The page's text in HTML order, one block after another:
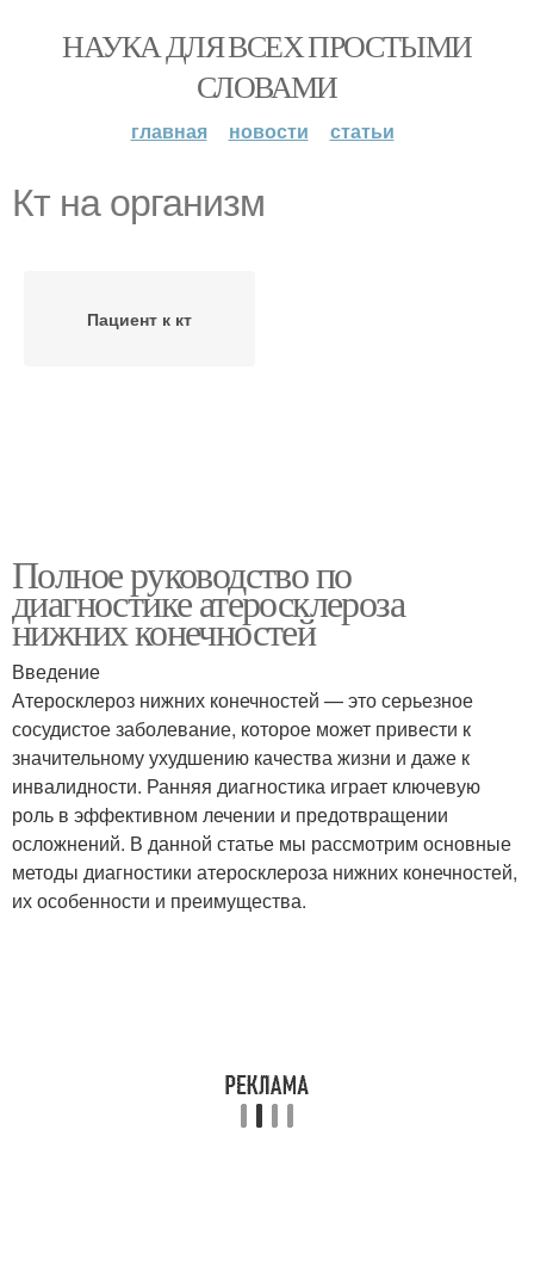
НАУКА ДЛЯ ВСЕХ ПРОСТЫМИ
СЛОВАМИ
главная новости статьи
Кт на организм
Пациент к кт
Полное руководство по
диагностике атеросклероза
нижних конечностей
Введение
Атеросклероз нижних конечностей — это серьезное
сосудистое заболевание, которое может привести к
значительному ухудшению качества жизни и даже к
инвалидности. Ранняя диагностика играет ключевую
роль в эффективном лечении и предотвращении
осложнений. В данной статье мы рассмотрим основные
методы диагностики атеросклероза нижних конечностей,
их особенности и преимущества.